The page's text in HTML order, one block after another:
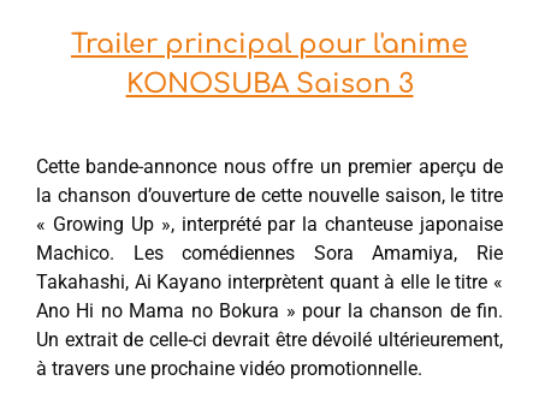
Trailer principal pour l'anime
KONOSUBA Saison 3
Cette bande-annonce nous offre un premier aperçu de
la chanson d’ouverture de cette nouvelle saison, le titre
« Growing Up », interprété par la chanteuse japonaise
Machico. Les comédiennes Sora Amamiya, Rie
Takahashi, Ai Kayano interprètent quant à elle le titre «
Ano Hi no Mama no Bokura » pour la chanson de fin.
Un extrait de celle-ci devrait être dévoilé ultérieurement,
à travers une prochaine vidéo promotionnelle.